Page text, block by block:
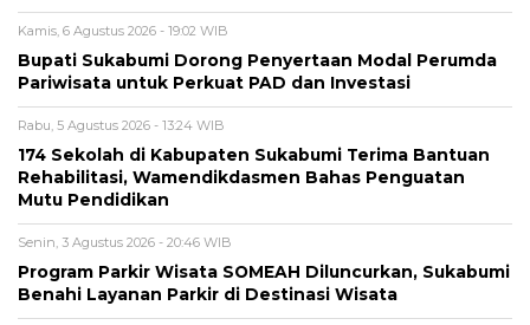
Kamis, 6 Agustus 2026 - 19:02 WIB
Bupati Sukabumi Dorong Penyertaan Modal Perumda
Pariwisata untuk Perkuat PAD dan Investasi
Rabu, 5 Agustus 2026 - 13:24 WIB
174 Sekolah di Kabupaten Sukabumi Terima Bantuan
Rehabilitasi, Wamendikdasmen Bahas Penguatan
Mutu Pendidikan
Senin, 3 Agustus 2026 - 20:46 WIB
Program Parkir Wisata SOMEAH Diluncurkan, Sukabumi
Benahi Layanan Parkir di Destinasi Wisata